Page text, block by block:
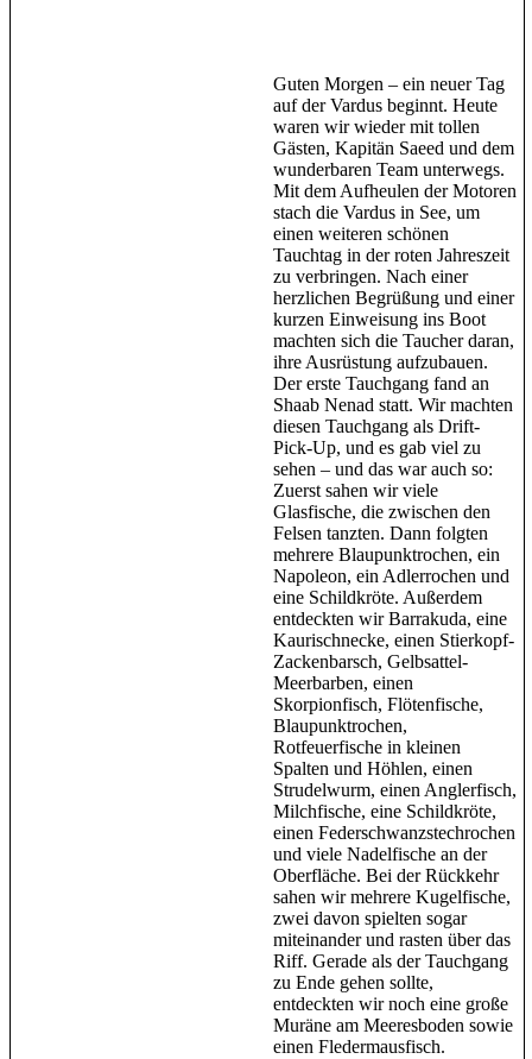
Guten Morgen – ein neuer Tag
auf der Vardus beginnt. Heute
waren wir wieder mit tollen
Gästen, Kapitän Saeed und dem
wunderbaren Team unterwegs.
Mit dem Aufheulen der Motoren
stach die Vardus in See, um
einen weiteren schönen
Tauchtag in der roten Jahreszeit
zu verbringen. Nach einer
herzlichen Begrüßung und einer
kurzen Einweisung ins Boot
machten sich die Taucher daran,
ihre Ausrüstung aufzubauen.
Der erste Tauchgang fand an
Shaab Nenad statt. Wir machten
diesen Tauchgang als Drift-
Pick-Up, und es gab viel zu
sehen – und das war auch so:
Zuerst sahen wir viele
Glasfische, die zwischen den
Felsen tanzten. Dann folgten
mehrere Blaupunktrochen, ein
Napoleon, ein Adlerrochen und
eine Schildkröte. Außerdem
entdeckten wir Barrakuda, eine
Kaurischnecke, einen Stierkopf-
Zackenbarsch, Gelbsattel-
Meerbarben, einen
Skorpionfisch, Flötenfische,
Blaupunktrochen,
Rotfeuerfische in kleinen
Spalten und Höhlen, einen
Strudelwurm, einen Anglerfisch,
Milchfische, eine Schildkröte,
einen Federschwanzstechrochen
und viele Nadelfische an der
Oberfläche. Bei der Rückkehr
sahen wir mehrere Kugelfische,
zwei davon spielten sogar
miteinander und rasten über das
Riff. Gerade als der Tauchgang
zu Ende gehen sollte,
entdeckten wir noch eine große
Muräne am Meeresboden sowie
einen Fledermausfisch.